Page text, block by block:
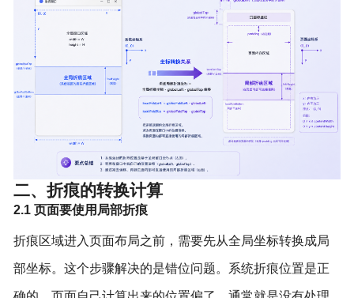
二、折痕的转换计算
2.1 页面要使用局部折痕
折痕区域进入页面布局之前，需要先从全局坐标转换成局
部坐标。这个步骤解决的是错位问题。系统折痕位置是正